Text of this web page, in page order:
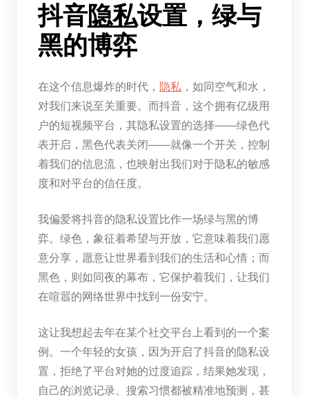
抖音隐私设置，绿与
黑的博弈
在这个信息爆炸的时代， 隐私 ，如同空气和水，
对我们来说至关重要。而抖音，这个拥有亿级用
户的短视频平台，其隐私设置的选择——绿色代
表开启，黑色代表关闭——就像一个开关，控制
着我们的信息流，也映射出我们对于隐私的敏感
度和对平台的信任度。
我偏爱将抖音的隐私设置比作一场绿与黑的博
弈。绿色，象征着希望与开放，它意味着我们愿
意分享，愿意让世界看到我们的生活和心情；而
黑色，则如同夜的幕布，它保护着我们，让我们
在喧嚣的网络世界中找到一份安宁。
这让我想起去年在某个社交平台上看到的一个案
例。一个年轻的女孩，因为开启了抖音的隐私设
置，拒绝了平台对她的过度追踪，结果她发现，
自己的浏览记录、搜索习惯都被精准地预测，甚